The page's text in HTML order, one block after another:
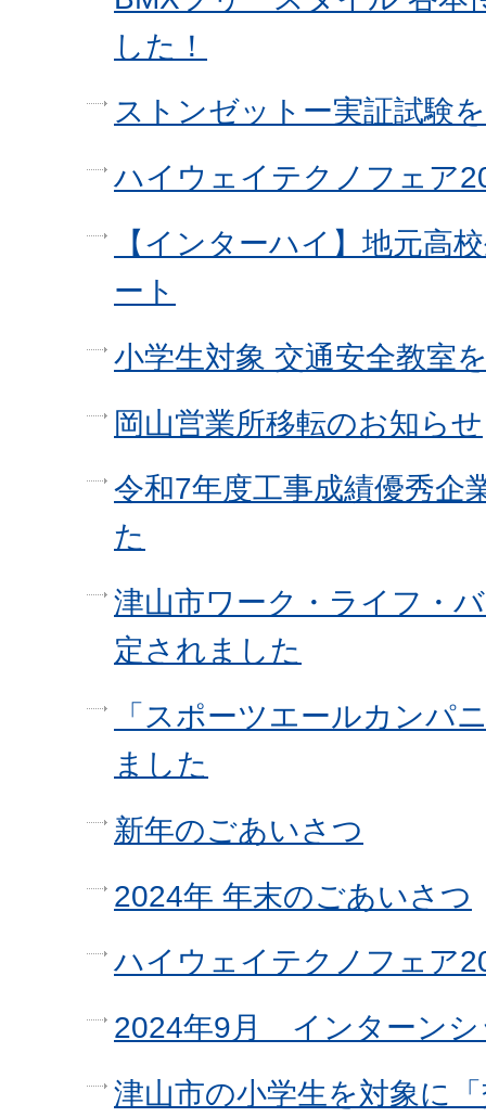
した！
ストンゼットー実証試験
ハイウェイテクノフェア
【インターハイ】地元高
ート
小学生対象 交通安全教室
岡山営業所移転のお知らせ
令和7年度工事成績優秀企
た
津山市ワーク・ライフ・
定されました
「スポーツエールカンパ
ました
新年のごあいさつ
2024年 年末のごあいさつ
ハイウェイテクノフェア
2024年9月 インターンシ
津山市の小学生を対象に